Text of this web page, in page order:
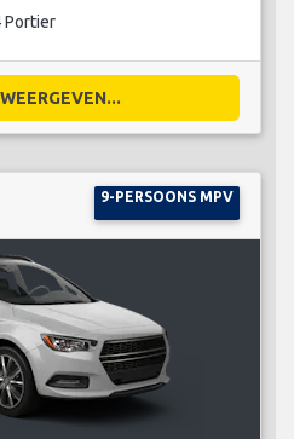
Portier
9-PERSOONS MPV